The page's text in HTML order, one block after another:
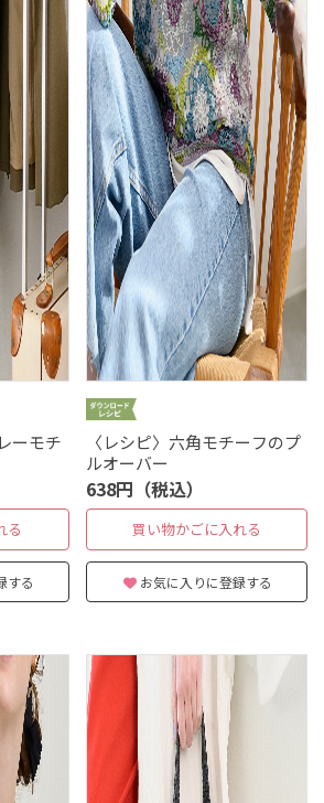
ーモチ
る
する
〈レシピ〉六角モチーフのプ
ルオーバー
638円（税込）
買い物かごに入れる
お気に入りに登録する